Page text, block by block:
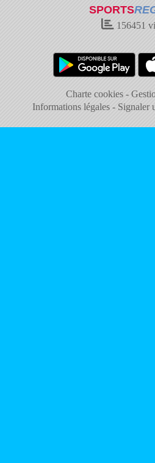
SPORTS
156451
Charte cookies
Informations légales
Signaler